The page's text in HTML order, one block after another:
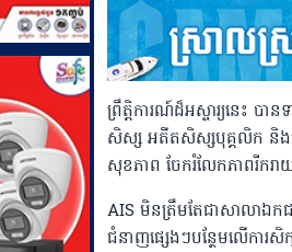
ព្រឹត្តិការណ៍ដ៏អស្ចារ្យនេះ
សិស្ស អតីតសិស្សបុគ្គលិក និងមហ
សុខភាព ចែករំលែកភាពរីករ
AIS មិនត្រឹមតែជាសាលាឯក
ជំនាញផ្សេងៗបន្ថែមលើការ